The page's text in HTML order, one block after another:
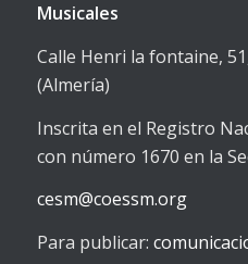
Musicales
Calle Henri la fontaine,
(Almería)
Inscrita en el Registro
con número 1670 en la
cesm@coessm.org
Para publicar: